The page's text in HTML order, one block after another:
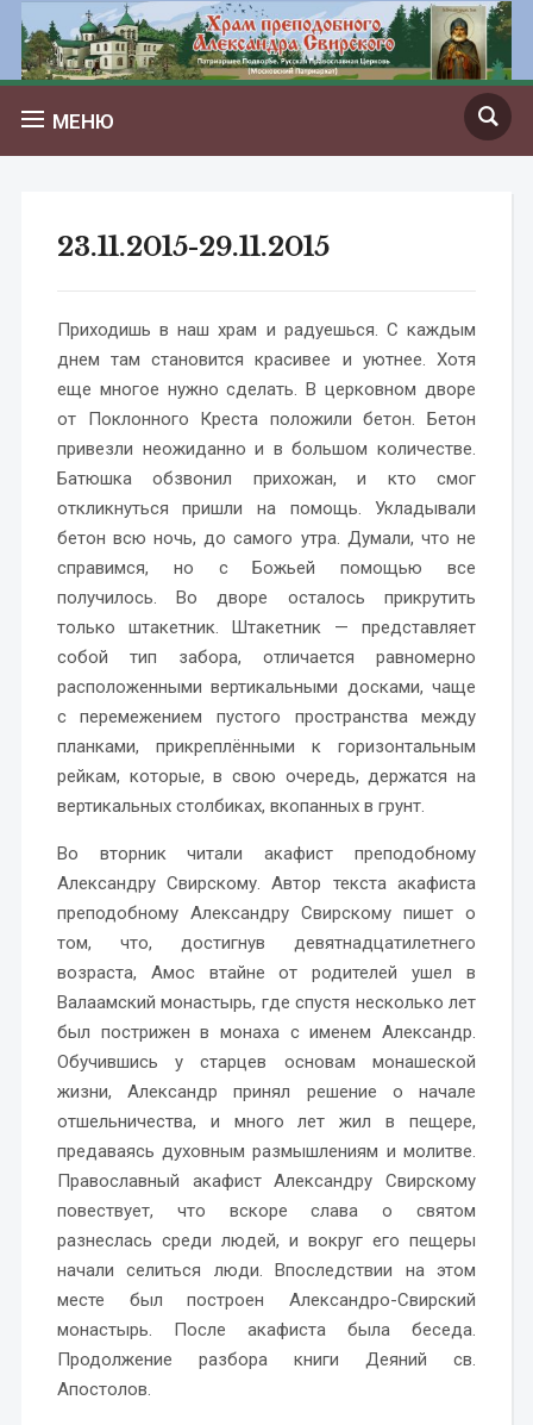
МЕНЮ
23.11.2015-29.11.2015
Приходишь в наш храм и радуешься. С каждым
днем там становится красивее и уютнее. Хотя
еще многое нужно сделать. В церковном дворе
от Поклонного Креста положили бетон. Бетон
привезли неожиданно и в большом количестве.
Батюшка обзвонил прихожан, и кто смог
откликнуться пришли на помощь. Укладывали
бетон всю ночь, до самого утра. Думали, что не
справимся, но с Божьей помощью все
получилось. Во дворе осталось прикрутить
только штакетник. Штакетник — представляет
собой тип забора, отличается равномерно
расположенными вертикальными досками, чаще
с перемежением пустого пространства между
планками, прикреплёнными к горизонтальным
рейкам, которые, в свою очередь, держатся на
вертикальных столбиках, вкопанных в грунт.
Во вторник читали акафист преподобному
Александру Свирскому. Автор текста акафиста
преподобному Александру Свирскому пишет о
том, что, достигнув девятнадцатилетнего
возраста, Амос втайне от родителей ушел в
Валаамский монастырь, где спустя несколько лет
был пострижен в монаха с именем Александр.
Обучившись у старцев основам монашеской
жизни, Александр принял решение о начале
отшельничества, и много лет жил в пещере,
предаваясь духовным размышлениям и молитве.
Православный акафист Александру Свирскому
повествует, что вскоре слава о святом
разнеслась среди людей, и вокруг его пещеры
начали селиться люди. Впоследствии на этом
месте был построен Александро-Свирский
монастырь. После акафиста была беседа.
Продолжение разбора книги Деяний св.
Апостолов.